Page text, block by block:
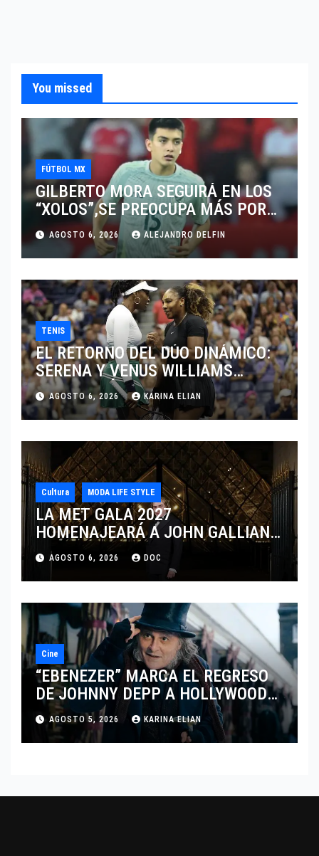
You missed
FÚTBOL MX
GILBERTO MORA SEGUIRÁ EN LOS
“XOLOS”,SE PREOCUPA MÁS POR
JUGAR EN SU EQUIPO.
AGOSTO 6, 2026 ALEJANDRO DELFIN
TENIS
EL RETORNO DEL DÚO DINÁMICO:
SERENA Y VENUS WILLIAMS
DISPUTARÁN LOS DOBLES EN
CINCINNATI 2026
AGOSTO 6, 2026 KARINA ELIAN
Cultura MODA LIFE STYLE
LA MET GALA 2027
HOMENAJEARÁ A JOHN GALLIANO
MARCANDO EL REGRESO DEL REY
DEL DRAMATISMO
AGOSTO 6, 2026 DOC
Cine
“EBENEZER” MARCA EL REGRESO
DE JOHNNY DEPP A HOLLYWOOD
TRAS SU PASO POR EL CINE
INDEPENDIENTE EUROPEO
AGOSTO 5, 2026 KARINA ELIAN